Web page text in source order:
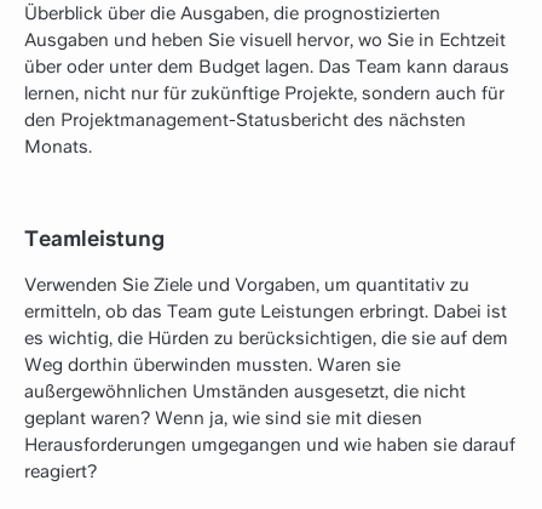
Überblick über die Ausgaben, die prognostizierten
Ausgaben und heben Sie visuell hervor, wo Sie in Echtzeit
über oder unter dem Budget lagen. Das Team kann daraus
lernen, nicht nur für zukünftige Projekte, sondern auch für
den Projektmanagement-Statusbericht des nächsten
Monats.
Teamleistung
Verwenden Sie Ziele und Vorgaben, um quantitativ zu
ermitteln, ob das Team gute Leistungen erbringt. Dabei ist
es wichtig, die Hürden zu berücksichtigen, die sie auf dem
Weg dorthin überwinden mussten. Waren sie
außergewöhnlichen Umständen ausgesetzt, die nicht
geplant waren? Wenn ja, wie sind sie mit diesen
Herausforderungen umgegangen und wie haben sie darauf
reagiert?